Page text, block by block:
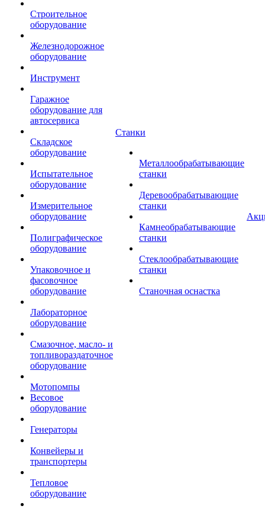
Строительное
оборудование
Железнодорожное
оборудование
Инструмент
Гаражное
оборудование для
автосервиса
Складское
оборудование
Испытательное
оборудование
Измерительное
оборудование
Полиграфическое
оборудование
Упаковочное и
фасовочное
оборудование
Лабораторное
оборудование
Смазочное, масло- и
топливораздаточное
оборудование
Мотопомпы
Весовое
оборудование
Генераторы
Конвейеры и
транспортеры
Тепловое
оборудование
Станки
Металлообрабатывающие
станки
Деревообрабатывающие
станки
Камнеобрабатывающие
станки
Стеклообрабатывающие
станки
Станочная оснастка